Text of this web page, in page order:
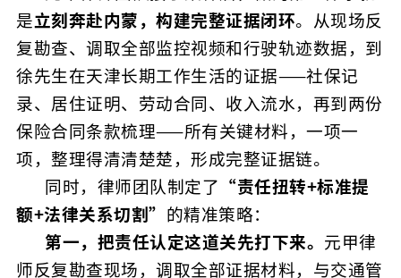
是立刻奔赴内蒙，构建完整证据闭环。从现场反
复勘查、调取全部监控视频和行驶轨迹数据，到
徐先生在天津长期工作生活的证据——社保记
录、居住证明、劳动合同、收入流水，再到两份
保险合同条款梳理——所有关键材料，一项一
项，整理得清清楚楚，形成完整证据链。
同时，律师团队制定了 “责任扭转+标准提
额+法律关系切割” 的精准策略：
第一，把责任认定这道关先打下来。 元甲律
师反复勘查现场，调取全部证据材料，与交通管